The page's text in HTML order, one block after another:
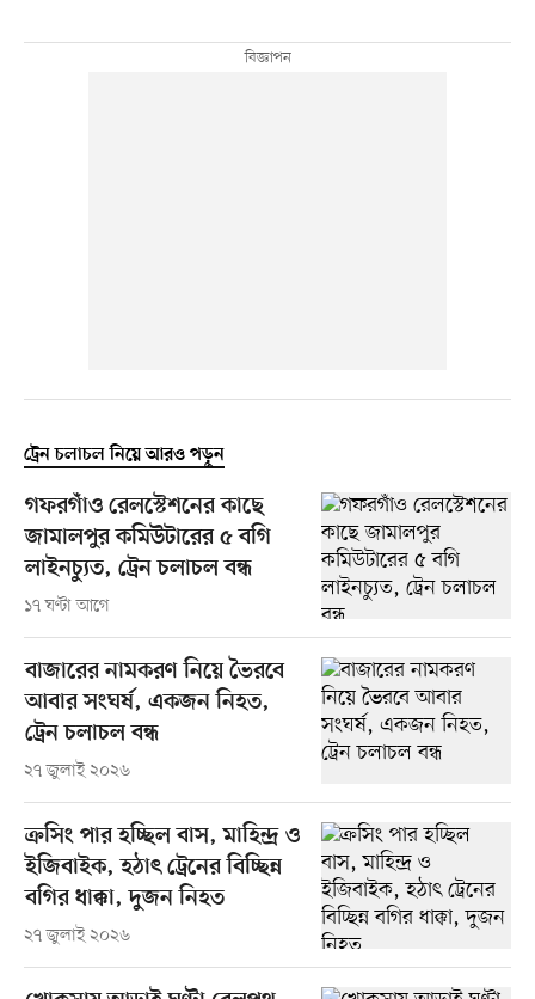
ট্রেন চলাচল নিয়ে আরও পড়ুন
গফরগাঁও রেলস্টেশনের কাছে
জামালপুর কমিউটারের ৫ বগি
লাইনচ্যুত, ট্রেন চলাচল বন্ধ
১৭ ঘণ্টা আগে
বাজারের নামকরণ নিয়ে ভৈরবে
আবার সংঘর্ষ, একজন নিহত,
ট্রেন চলাচল বন্ধ
২৭ জুলাই ২০২৬
ক্রসিং পার হচ্ছিল বাস, মাহিন্দ্র ও
ইজিবাইক, হঠাৎ ট্রেনের বিচ্ছিন্ন
বগির ধাক্কা, দুজন নিহত
২৭ জুলাই ২০২৬